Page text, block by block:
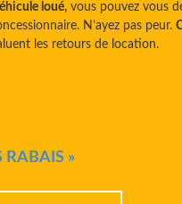
loué, vous pouvez vous
N’ayez pas peur.
les retours de location.
RABAIS »